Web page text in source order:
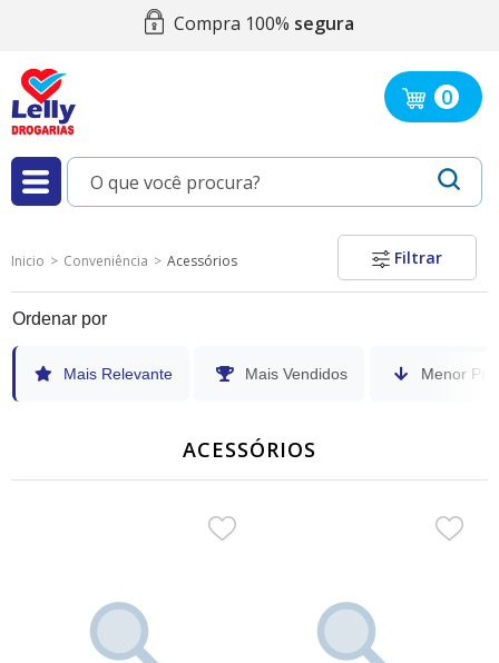
Compra 100% segura
0
Filtrar
Inicio Conveniência Acessórios
Ordenar por
Mais Relevante Mais Vendidos Menor
ACESSÓRIOS